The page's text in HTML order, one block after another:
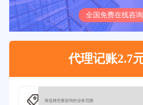
全国免费在线咨询
代理记账2.7